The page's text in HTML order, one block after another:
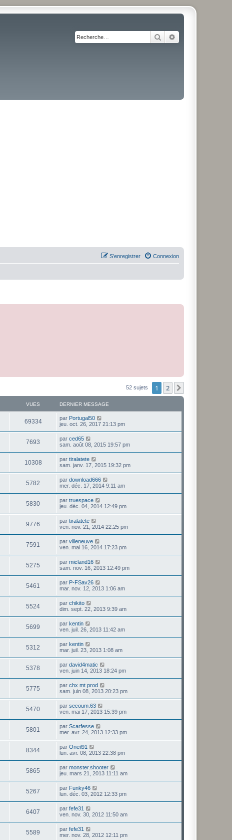
Rechercher
Connexion
S’enregistrer
52 sujets 1 2
VUES DERNIER MESSAGE
69334 par Portugal50
jeu. oct. 26, 2017 21:13 pm
7693 par ced65
sam. août 08, 2015 19:57 pm
10308 par tiralatete
sam. janv. 17, 2015 19:32 pm
5782 par download666
mer. déc. 17, 2014 9:11 am
5830 par truespace
jeu. déc. 04, 2014 12:49 pm
9776 par tiralatete
ven. nov. 21, 2014 22:25 pm
7591 par villeneuve
ven. mai 16, 2014 17:23 pm
5275 par micland16
sam. nov. 16, 2013 12:49 pm
5461 par P-FSav26
mar. nov. 12, 2013 1:06 am
5524 par chikito
dim. sept. 22, 2013 9:39 am
5699 par kentin
ven. juil. 26, 2013 11:42 am
5312 par kentin
mar. juil. 23, 2013 1:08 am
5378 par david4matic
ven. juin 14, 2013 18:24 pm
5775 par chx mt prod
sam. juin 08, 2013 20:23 pm
5470 par secoum.63
ven. mai 17, 2013 15:39 pm
5801 par Scarfesse
mer. avr. 24, 2013 12:33 pm
8344 par Oneil91
lun. avr. 08, 2013 22:38 pm
5865 par monster.shooter
jeu. mars 21, 2013 11:11 am
5267 par Funky46
lun. déc. 03, 2012 12:33 pm
6407 par fefe31
ven. nov. 30, 2012 11:50 am
5589 par fefe31
mer. nov. 28, 2012 12:11 pm